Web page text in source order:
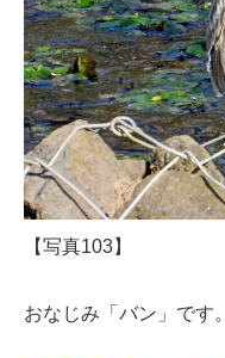
【写真103】
おなじみ「バン」です。